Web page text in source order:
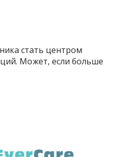
стать центром
Может, если больше